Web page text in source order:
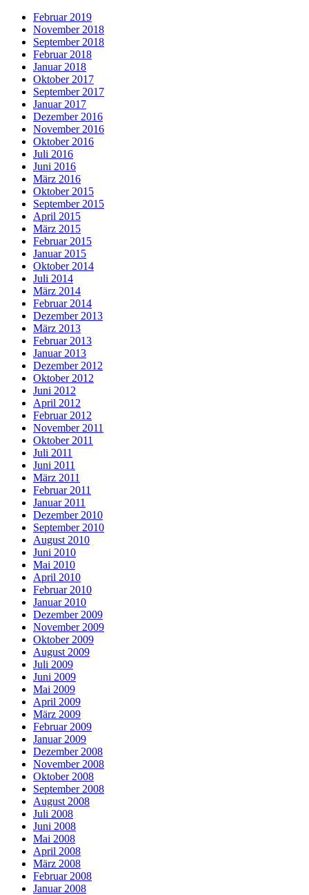
Februar 2019
November 2018
September 2018
Februar 2018
Januar 2018
Oktober 2017
September 2017
Januar 2017
Dezember 2016
November 2016
Oktober 2016
Juli 2016
Juni 2016
März 2016
Oktober 2015
September 2015
April 2015
März 2015
Februar 2015
Januar 2015
Oktober 2014
Juli 2014
März 2014
Februar 2014
Dezember 2013
März 2013
Februar 2013
Januar 2013
Dezember 2012
Oktober 2012
Juni 2012
April 2012
Februar 2012
November 2011
Oktober 2011
Juli 2011
Juni 2011
März 2011
Februar 2011
Januar 2011
Dezember 2010
September 2010
August 2010
Juni 2010
Mai 2010
April 2010
Februar 2010
Januar 2010
Dezember 2009
November 2009
Oktober 2009
August 2009
Juli 2009
Juni 2009
Mai 2009
April 2009
März 2009
Februar 2009
Januar 2009
Dezember 2008
November 2008
Oktober 2008
September 2008
August 2008
Juli 2008
Juni 2008
Mai 2008
April 2008
März 2008
Februar 2008
Januar 2008